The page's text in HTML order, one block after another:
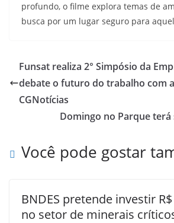
profundo, o filme explora temas de
busca por um lugar seguro para
Funsat realiza 2° Simpósio da
debate o futuro do trabalho com
CGNotícias
Domingo no Parque
Você pode gostar
BNDES pretende investir
no setor de minerais